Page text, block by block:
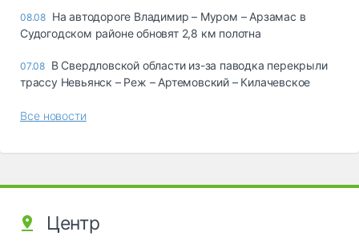
08.08 На автодороге Владимир – Муром – Арзамас в
Судогодском районе обновят 2,8 км полотна
07.08 В Свердловской области из-за паводка перекрыли
трассу Невьянск – Реж – Артемовский – Килачевское
Все новости
Центр